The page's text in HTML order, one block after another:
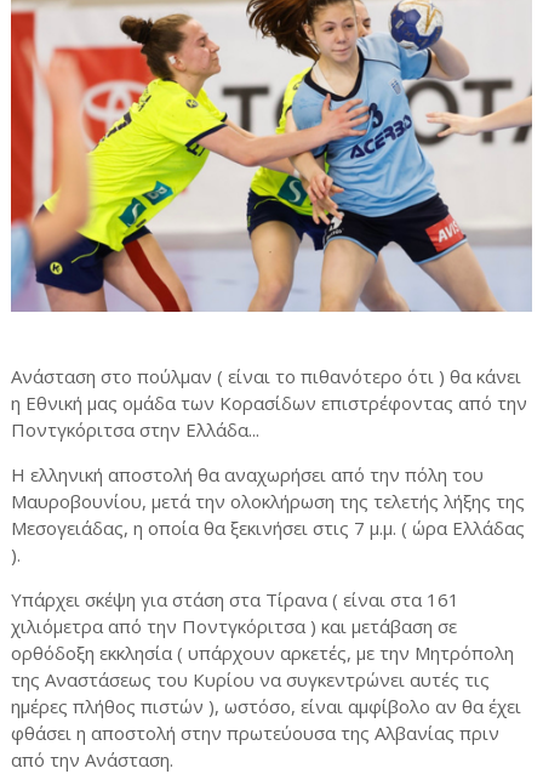
Ανάσταση στο πούλμαν ( είναι το πιθανότερο ότι ) θα κάνει
η Εθνική μας ομάδα των Κορασίδων επιστρέφοντας από την
Ποντγκόριτσα στην Ελλάδα...
Η ελληνική αποστολή θα αναχωρήσει από την πόλη του
Μαυροβουνίου, μετά την ολοκλήρωση της τελετής λήξης της
Μεσογειάδας, η οποία θα ξεκινήσει στις 7 μ.μ. ( ώρα Ελλάδας
).
Υπάρχει σκέψη για στάση στα Τίρανα ( είναι στα 161
χιλιόμετρα από την Ποντγκόριτσα ) και μετάβαση σε
ορθόδοξη εκκλησία ( υπάρχουν αρκετές, με την Μητρόπολη
της Αναστάσεως του Κυρίου να συγκεντρώνει αυτές τις
ημέρες πλήθος πιστών ), ωστόσο, είναι αμφίβολο αν θα έχει
φθάσει η αποστολή στην πρωτεύουσα της Αλβανίας πριν
από την Ανάσταση.